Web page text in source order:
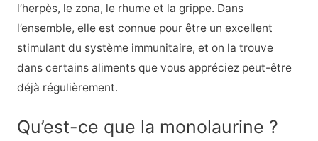
l’herpès, le zona, le rhume et la grippe. Dans
l’ensemble, elle est connue pour être un excellent
stimulant du système immunitaire, et on la trouve
dans certains aliments que vous appréciez peut-être
déjà régulièrement.
Qu’est-ce que la monolaurine ?